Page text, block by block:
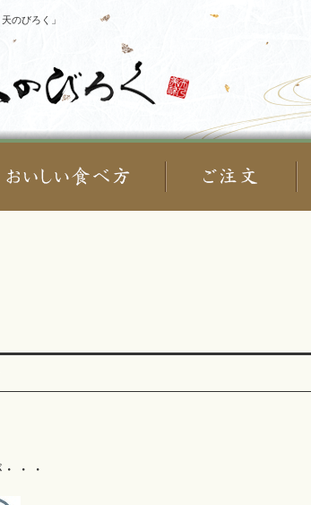
のびろく」
・・